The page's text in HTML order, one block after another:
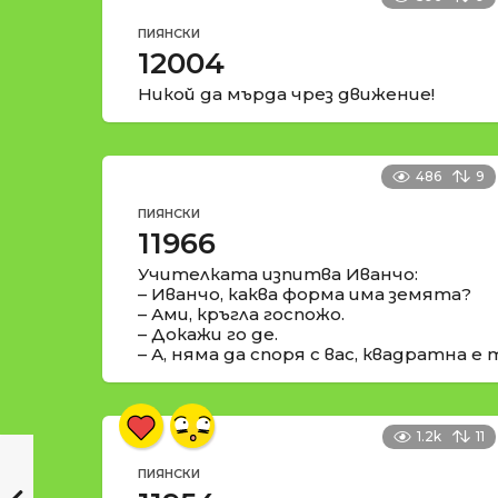
ПИЯНСКИ
12004
Никой да мърда чрез движение!
486 9
ПИЯНСКИ
11966
Учителката изпитва Иванчо:
– Иванчо, каква форма има земята?
– Ами, кръгла госпожо.
– Докажи го де.
– А, няма да споря с вас, квадратна е
1.2k 11
ПИЯНСКИ